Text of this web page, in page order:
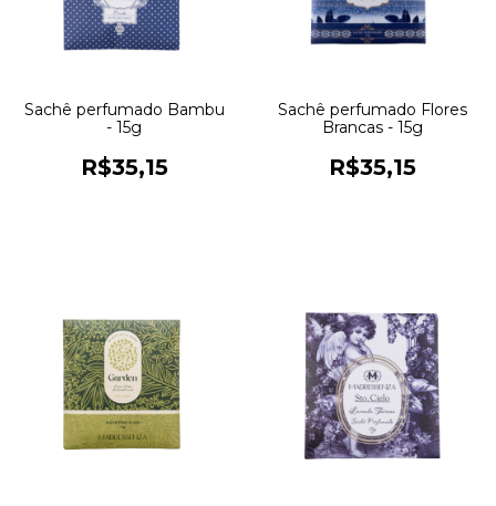
Sachê perfumado Bambu
- 15g
R$35,15
Sachê perfumado Flores
Brancas - 15g
R$35,15